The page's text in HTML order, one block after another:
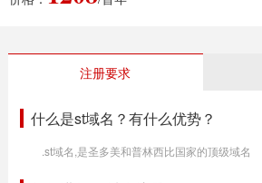
注册要求
什么是st域名？有什么优势？
.st域名,是圣多美和普林西比国家的顶级域名